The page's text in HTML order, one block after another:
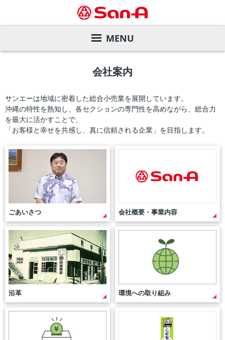
MENU
サンエー商品券
サンエーアプリ
インフォメーションカウンター
店内設備
えこすぽっと (古紙回収)
栄養相談会
トレーサビリティ
キャンペーン情報
店舗一覧
家電と暮らしのエディオン
マツモトキヨシ
サンエーコスメ
アカチャンホンポ
無印良品
リトルマーメイド
ネットスーパー
デジタルカタログ
夏のお中元ギフト
ご予約メニュー
ごあいさつ
会社概要・事業内容
沿革
出店戦略
環境への取り組み
店頭募金ほかのご報告
店舗物件募集
株主・投資家の皆様へ
業績の推移
株価情報
IR資料室
株主優待制度
株式情報
IRカレンダー
サステナビリティ
リクルート
採用情報（学卒の方）
採用情報（高卒の方）
採用情報（中途採用）
採用実績ほか
閉じる
会社案内
サンエーは地域に密着した総合小売業を展開しています。
沖縄の特性を熟知し、各セクションの専門性を高めながら、総合力
を最大に活かすことで、
「お客様と幸せを共感し、真に信頼される企業」を目指します。
ごあいさつ 会社概要・事業内容
沿革 環境への取り組み